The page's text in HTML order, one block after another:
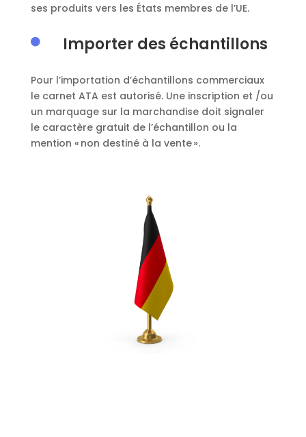
ses produits vers les États membres de l’UE.
 Importer des échantillons
Pour l’importation d’échantillons commerciaux
le carnet ATA est autorisé. Une inscription et /ou
un marquage sur la marchandise doit signaler
le caractère gratuit de l’échantillon ou la
mention « non destiné à la vente ».